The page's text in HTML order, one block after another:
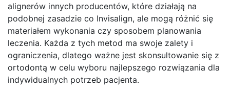
alignerów innych producentów, które działają na
podobnej zasadzie co Invisalign, ale mogą różnić się
materiałem wykonania czy sposobem planowania
leczenia. Każda z tych metod ma swoje zalety i
ograniczenia, dlatego ważne jest skonsultowanie się z
ortodontą w celu wyboru najlepszego rozwiązania dla
indywidualnych potrzeb pacjenta.